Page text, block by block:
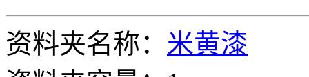
资料夹名称： 米黄漆